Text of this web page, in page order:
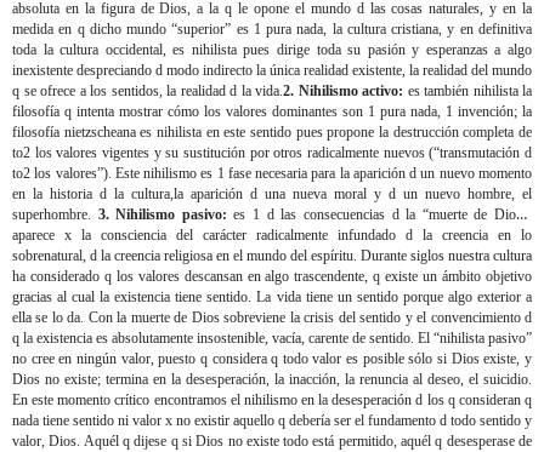
absoluta en la figura de Dios, a la q le opone el mundo d las cosas naturales, y en la
medida en q dicho mundo “superior” es 1 pura nada, la cultura cristiana, y en definitiva
toda la cultura occidental, es nihilista pues dirige toda su pasión y esperanzas a algo
inexistente despreciando d modo indirecto la única realidad existente, la realidad del mundo
q se ofrece a los sentidos, la realidad d la vida.2. Nihilismo activo: es también nihilista la
filosofía q intenta mostrar cómo los valores dominantes son 1 pura nada, 1 invención; la
filosofía nietzscheana es nihilista en este sentido pues propone la destrucción completa de
to2 los valores vigentes y su sustitución por otros radicalmente nuevos (“transmutación d
to2 los valores”). Este nihilismo es 1 fase necesaria para la aparición d un nuevo momento
en la historia d la cultura,la aparición d una nueva moral y d un nuevo hombre, el
superhombre. 3. Nihilismo pasivo: es 1 d las consecuencias d la “muerte de Dios”,
aparece x la consciencia del carácter radicalmente infundado d la creencia en lo
sobrenatural, d la creencia religiosa en el mundo del espíritu. Durante siglos nuestra cultura
ha considerado q los valores descansan en algo trascendente, q existe un ámbito objetivo
gracias al cual la existencia tiene sentido. La vida tiene un sentido porque algo exterior a
ella se lo da. Con la muerte de Dios sobreviene la crisis del sentido y el convencimiento d
q la existencia es absolutamente insostenible, vacía, carente de sentido. El “nihilista pasivo”
no cree en ningún valor, puesto q considera q todo valor es posible sólo si Dios existe, y
Dios no existe; termina en la desesperación, la inacción, la renuncia al deseo, el suicidio.
En este momento crítico encontramos el nihilismo en la desesperación d los q consideran q
nada tiene sentido ni valor x no existir aquello q debería ser el fundamento d todo sentido y
valor, Dios. Aquél q dijese q si Dios no existe todo está permitido, aquél q desesperase de